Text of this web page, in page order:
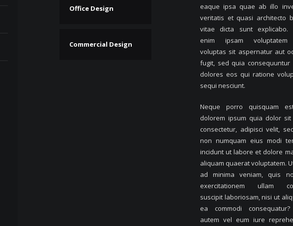
Office Design
Commercial Design
eaque ipsa quae ab illo
veritatis et quasi architecto
vitae dicta sunt explicabo.
enim ipsam
voluptas sit aspernatur aut
fugit, sed quia consequuntur
dolores eos qui ratione
sequi nesciunt.
Neque porro quisquam
dolorem ipsum quia dolor sit
consectetur, adipisci velit,
non numquam eius modi
incidunt ut labore et dolore
aliquam quaerat voluptatem.
ad minima veniam, quis
exercitationem ullam
suscipit laboriosam, nisi ut
ea commodi
autem vel eum iure